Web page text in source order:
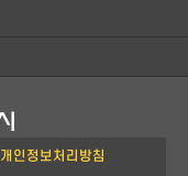
개인정보처리방침